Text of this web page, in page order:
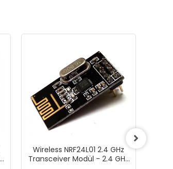
Wireless NRF24L01 2.4 GHz
Transceiver Modül - 2.4 GHz